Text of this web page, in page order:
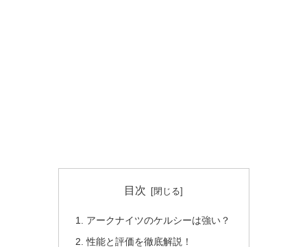
目次
アークナイツのケルシーは強い？
性能と評価を徹底解説！